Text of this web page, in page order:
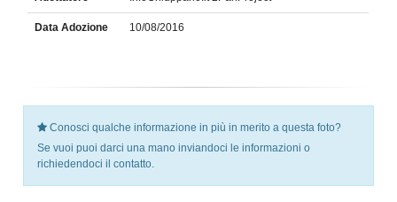
Data Adozione 10/08/2016
Conosci qualche informazione in più in merito a questa foto?
Se vuoi puoi darci una mano inviandoci le informazioni o
richiedendoci il contatto.